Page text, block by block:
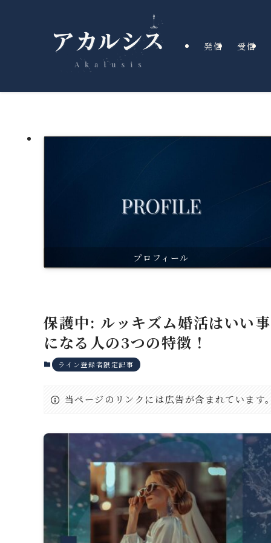
発信 受信
プロフィール
保護中: ルッキズム婚活はいい
になる人の3つの特徴！
ライン登録者限定記事
当ページのリンクには広告が含まれています